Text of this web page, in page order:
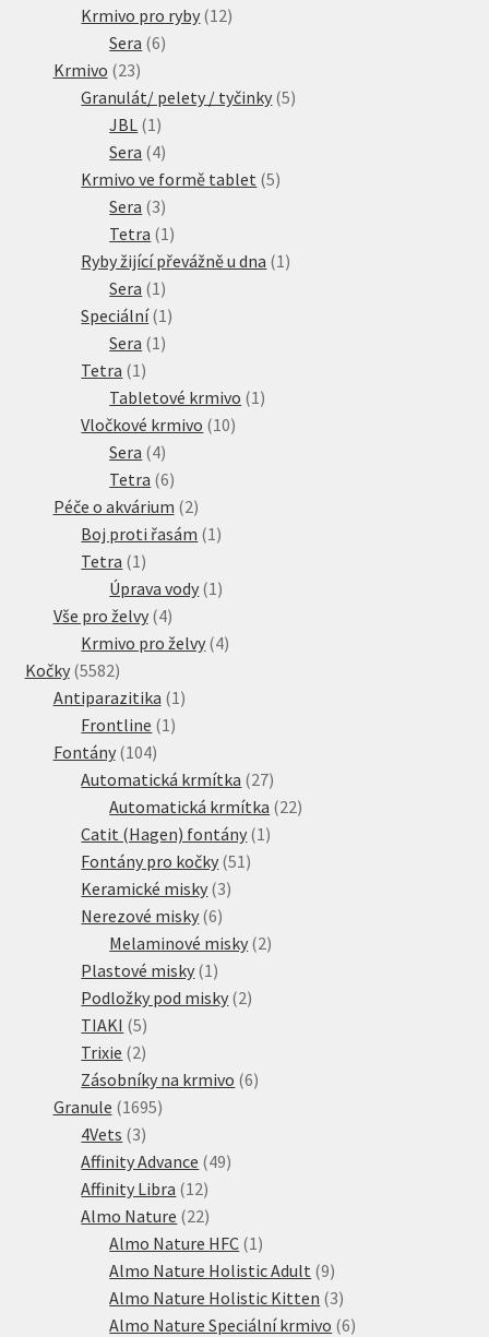
produktů
Krmivo pro ryby 1212
Sera 66
Krmivo 2323
produktů
Granulát/ pelety / tyčinky 55
JBL 1 1
produkt
Sera 44
produkty
Krmivo ve formě tablet 55
Sera 33
produkty
Tetra 1 1
produkt
Ryby žijící převážně u dna 1 1
Sera 1 1
produkt
Speciální 1 1
Sera 1 1
Tetra 1 1
produkt
Tabletové krmivo 1 1
Vločkové krmivo 1010
Sera 44
produkty
Tetra 66
produktů
Péče o akvárium 22
produkty
Boj proti řasám 1 1
Tetra 1 1
produkt
Úprava vody 1 1
Vše pro želvy 44
produkty
Krmivo pro želvy 44
Kočky 55825582
produktů
Antiparazitika 1 1
Frontline 1 1
Fontány 104104
produktů
Automatická krmítka 2727
produktů
Automatická krmítka 2222
Catit (Hagen) fontány 1 1
Fontány pro kočky 51 51
Keramické misky 33
Nerezové misky 66
produktů
Melaminové misky 22
Plastové misky 1 1
produkt
Podložky pod misky 22
TIAKI 55
produktů
Trixie 22
produkty
Zásobníky na krmivo 66
Granule 16951695
4Vets 33
produkty
Affinity Advance 4949
Affinity Libra 1212
produktů
Almo Nature 2222
produktů
Almo Nature HFC 1 1
produkt
Almo Nature Holistic Adult 99
produktů
Almo Nature Holistic Kitten 33
produkty
Almo Nature Speciální krmivo 66